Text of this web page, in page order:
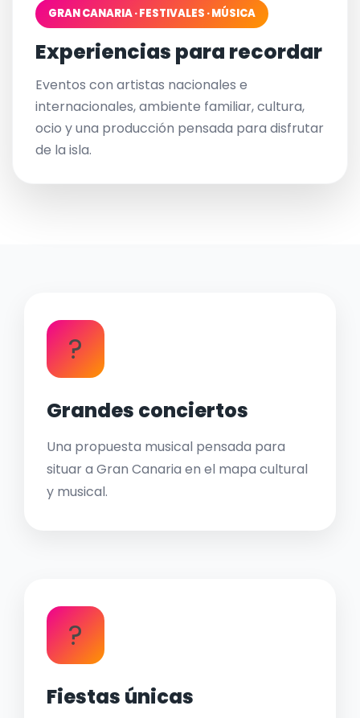
GRAN CANARIA · FESTIVALES · MÚSICA
Experiencias para recordar
Eventos con artistas nacionales e
internacionales, ambiente familiar, cultura,
ocio y una producción pensada para disfrutar
de la isla.
?
Grandes conciertos
Una propuesta musical pensada para
situar a Gran Canaria en el mapa cultural
y musical.
?
Fiestas únicas